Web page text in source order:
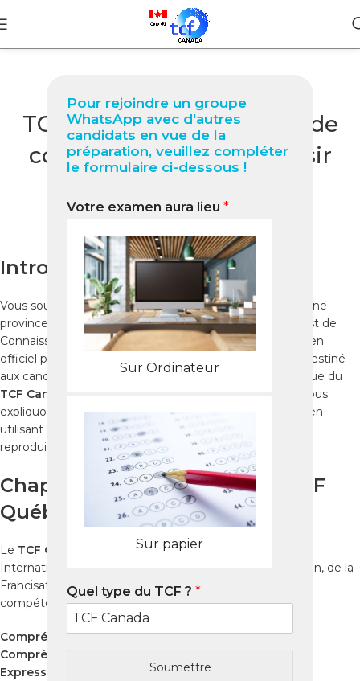
Pour rejoindre un groupe
WhatsApp avec d'autres
candidats en vue de la
préparation, veuillez compléter
le formulaire ci-dessous !
Votre examen aura lieu *
Sur Ordinateur
Sur papier
Quel type du TCF ? *
Soumettre
BLOG
TCF Québec à Lokoja Guide
complet 2026 pour réussir
NabilOn janvier 2, 2026
Introduction
Vous souhaitez immigrer au Québec ou travailler dans une
province francophone du Canada ? LeTCF Québec
(Test de
Connaissance du Français pour le Québec) est un examen
officiel permettant d’évaluer votre niveau de français. Destiné
aux candidats à l’immigration et aux études, il se distingue du
TCF Canada
selon vos objectifs. Dans ce guide, nous vous
expliquons comment réussir le
, en
utilisant des méthodes efficaces et les
reproduisent des tests identiques à l’examen réel.
Chapitre 1 : Qu’est-ce que le TCF
Québec ?
Le TCF Québec
est administré par France Éducation
International et reconnu par le Ministère de l’Immigration, de la
Francisation et de l’Intégration (MIFI). Il évalue quatre
compétences essentielles :
Compréhension orale
Compréhension écrite
Expression orale